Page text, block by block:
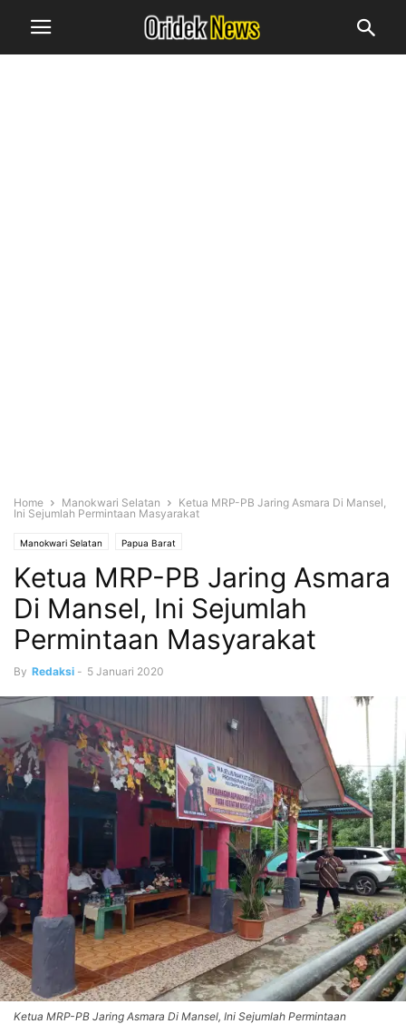
Home Manokwari Selatan
Ketua MRP-PB Jaring Asmara Di Mansel,
Ini Sejumlah Permintaan Masyarakat
Manokwari Selatan Papua Barat
Ketua MRP-PB Jaring Asmara
Di Mansel, Ini Sejumlah
Permintaan Masyarakat
By Redaksi - 5 Januari 2020
Ketua MRP-PB Jaring Asmara Di Mansel, Ini Sejumlah Permintaan